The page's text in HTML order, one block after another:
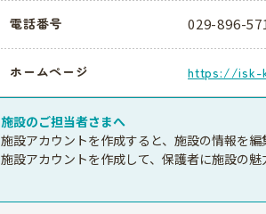
電話番号 029-896-
ホームページ https://isk-
施設のご担当者さまへ
施設アカウントを作成すると、施設の情報を編
施設アカウントを作成して、保護者に施設の魅